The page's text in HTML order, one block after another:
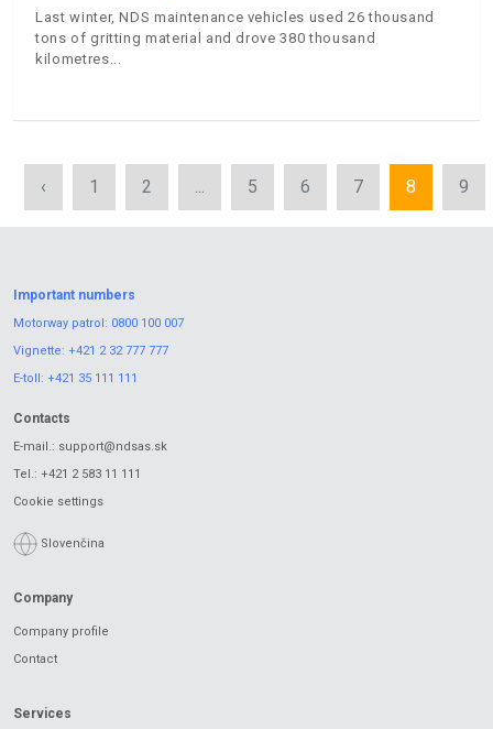
Last winter, NDS maintenance vehicles used 26 thousand
tons of gritting material and drove 380 thousand
kilometres
‹ 1 2 5 6 7 8 9
Important numbers
Motorway patrol: 0800 100 007
Vignette: +421 2 32 777 777
E-toll: +421 35 111 111
Contacts
E-mail.: support@ndsas.sk
Tel.: +421 2 583 11 111
Cookie settings
Slovenčina
Company
Company profile
Contact
Services